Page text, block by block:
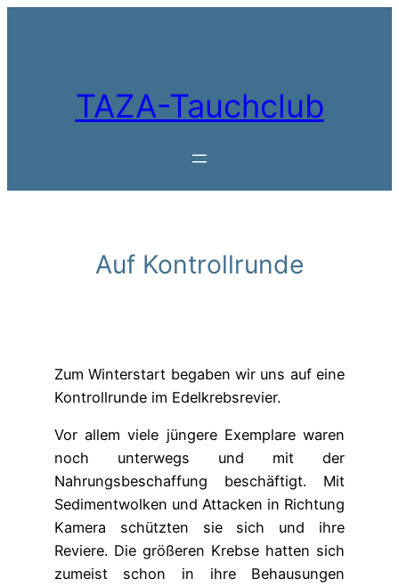
TAZA-Tauchclub
Auf Kontrollrunde
Zum Winterstart begaben wir uns auf eine
Kontrollrunde im Edelkrebsrevier.
Vor allem viele jüngere Exemplare waren
noch unterwegs und mit der
Nahrungsbeschaffung beschäftigt. Mit
Sedimentwolken und Attacken in Richtung
Kamera schützten sie sich und ihre
Reviere. Die größeren Krebse hatten sich
zumeist schon in ihre Behausungen